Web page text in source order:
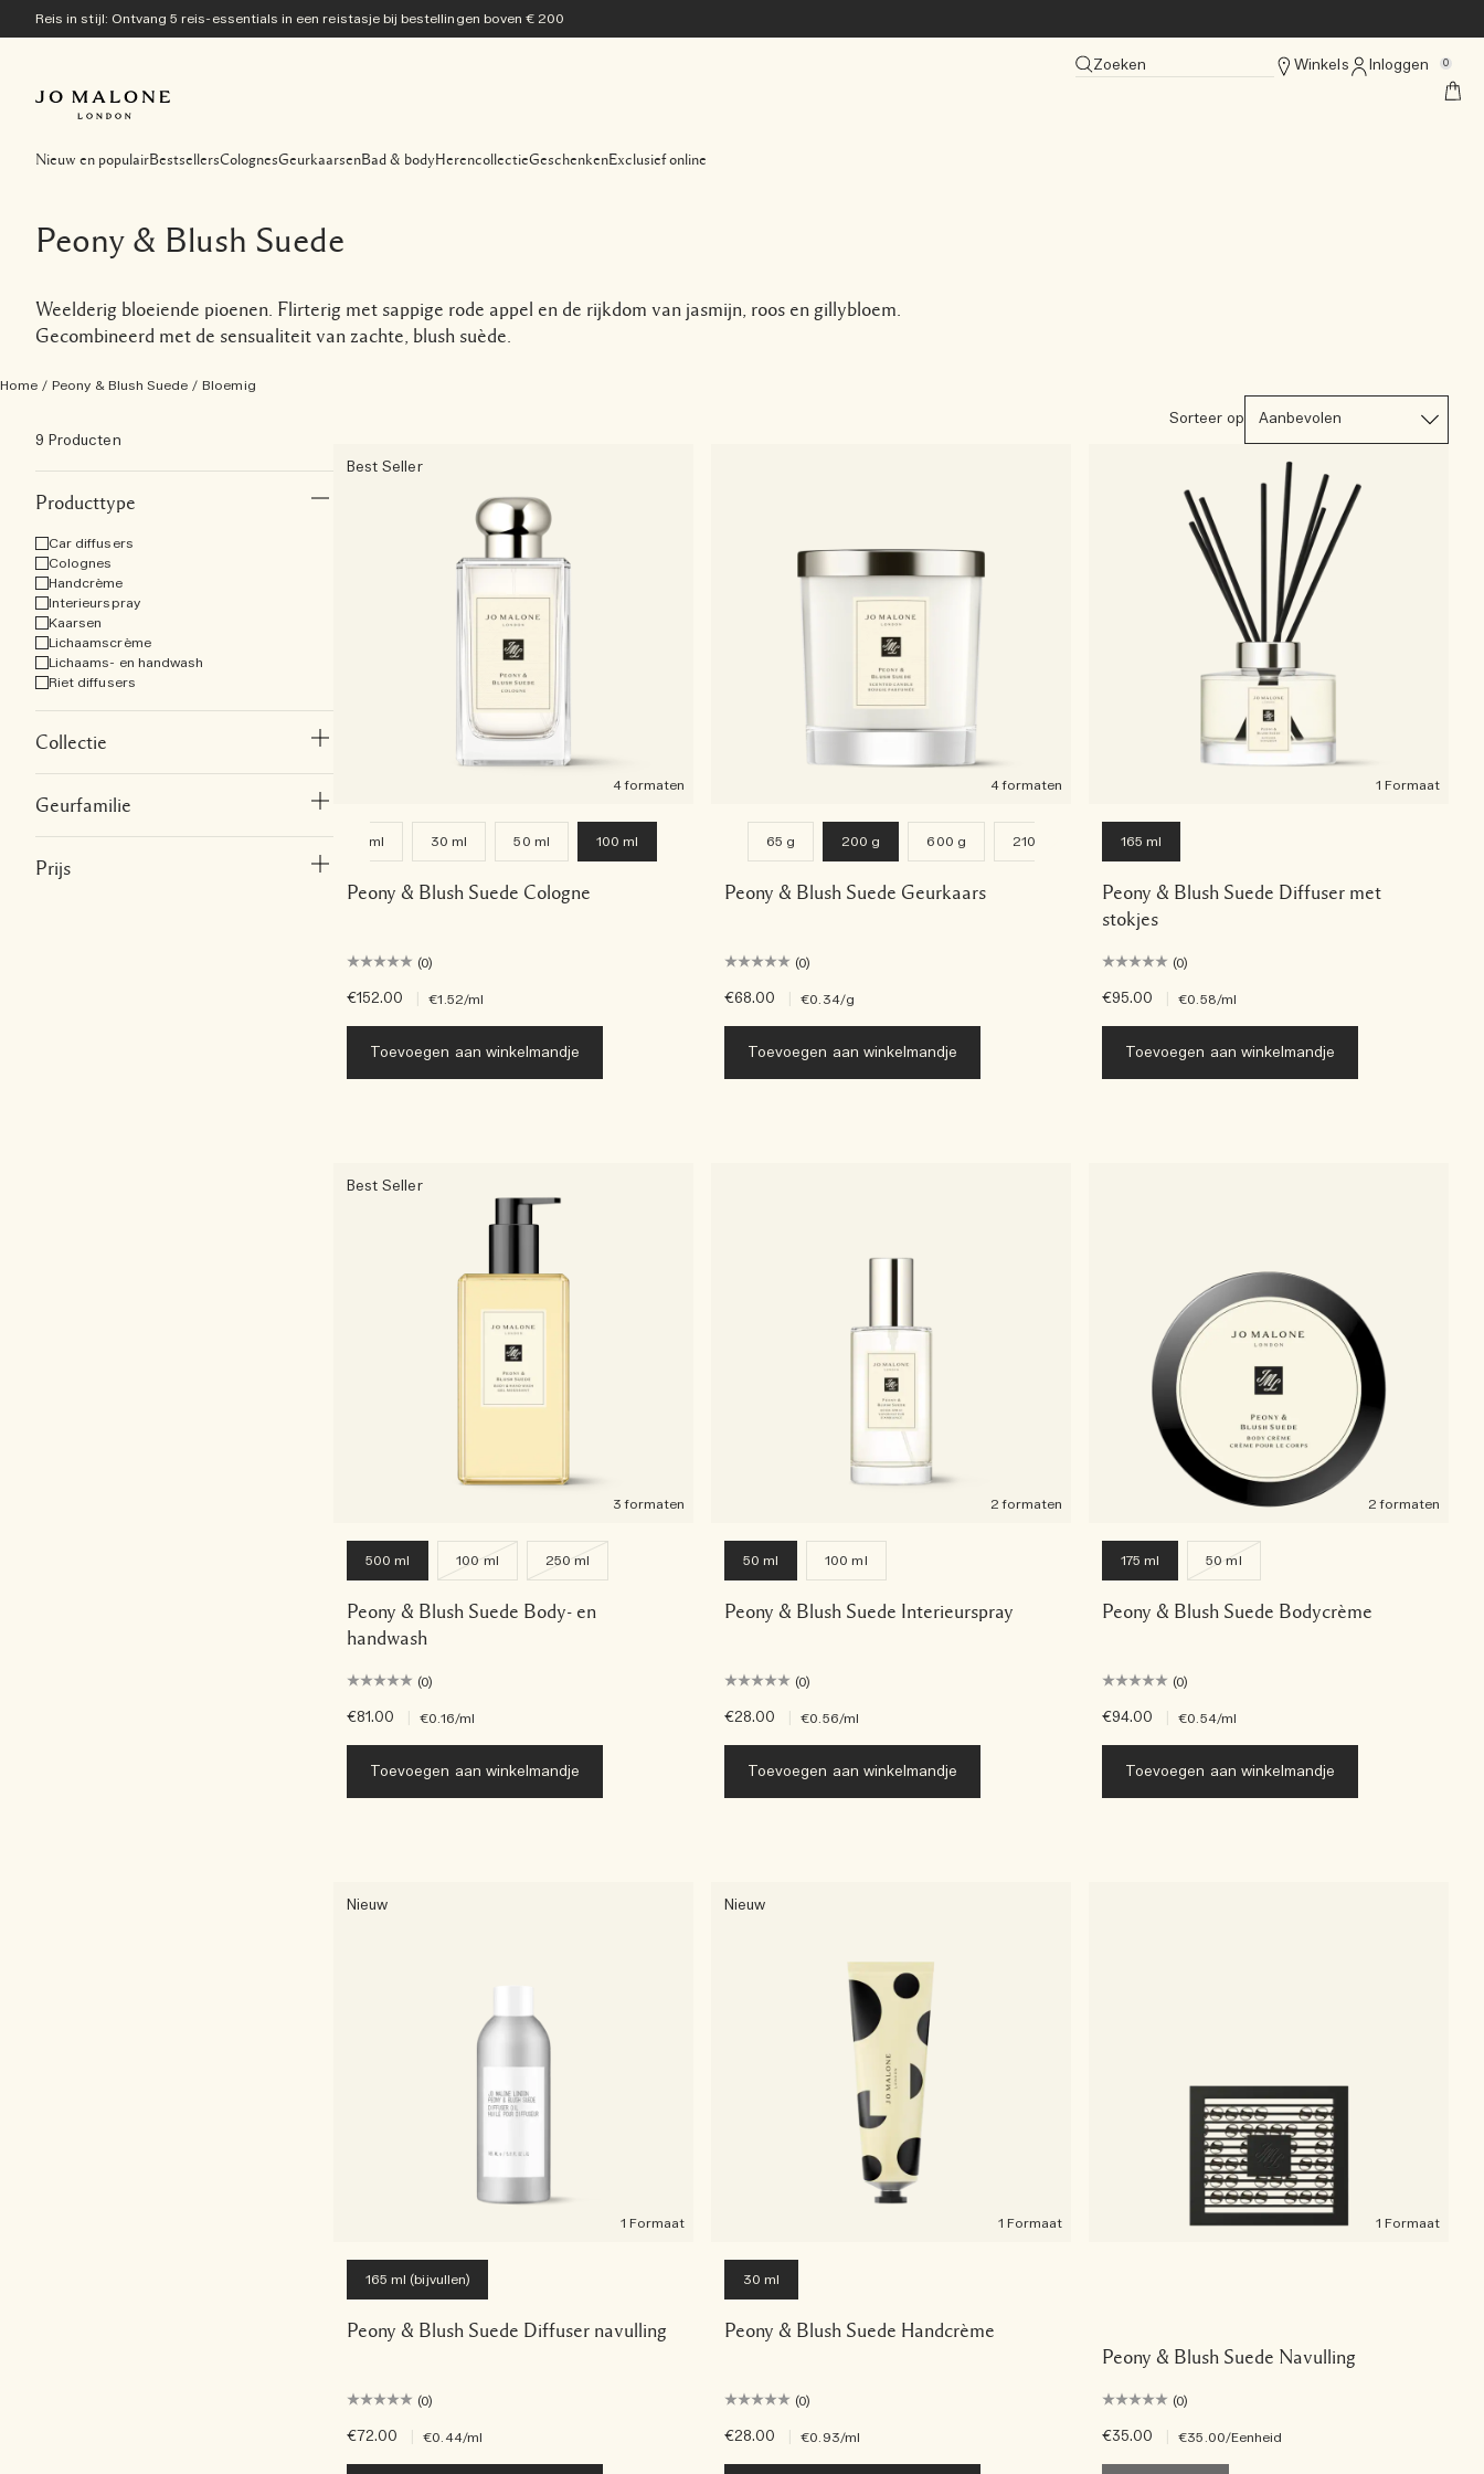
Reis in stijl: Ontvang 5 reis-essentials in een reistasje bij bestellingen boven € 200
Zoeken Winkels Inloggen 0
Nieuw en populairBestsellersColognesGeurkaarsenBad & bodyHerencollectieGeschenkenExclusief online
Peony & Blush Suede
Weelderig bloeiende pioenen. Flirterig met sappige rode appel en de rijkdom van jasmijn, roos en gillybloem.
Gecombineerd met de sensualiteit van zachte, blush suède.
Home / Peony & Blush Suede / Bloemig
9 Producten
Producttype
Car diffusers
Colognes
Handcrème
Interieurspray
Kaarsen
Lichaamscrème
Lichaams- en handwash
Riet diffusers
Collectie
Geurfamilie
Prijs
Sorteer op
Best Seller
4 formaten
9 ml 30 ml 50 ml 100 ml
Peony & Blush Suede Cologne
(0)
€152.00 €1.52/ml
Toevoegen aan winkelmandje
4 formaten
65 g 200 g 600 g 2100 g
Peony & Blush Suede Geurkaars
(0)
€68.00 €0.34/g
Toevoegen aan winkelmandje
1 Formaat
165 ml
Peony & Blush Suede Diffuser met
stokjes
(0)
€95.00 €0.58/ml
Toevoegen aan winkelmandje
Best Seller
3 formaten
500 ml 100 ml 250 ml
Peony & Blush Suede Body- en
handwash
(0)
€81.00 €0.16/ml
Toevoegen aan winkelmandje
2 formaten
50 ml 100 ml
Peony & Blush Suede Interieurspray
(0)
€28.00 €0.56/ml
Toevoegen aan winkelmandje
2 formaten
175 ml 50 ml
Peony & Blush Suede Bodycrème
(0)
€94.00 €0.54/ml
Toevoegen aan winkelmandje
Nieuw
1 Formaat
165 ml (bijvullen)
Peony & Blush Suede Diffuser navulling
(0)
€72.00 €0.44/ml
Nieuw
1 Formaat
30 ml
Peony & Blush Suede Handcrème
(0)
€28.00 €0.93/ml
1 Formaat
Peony & Blush Suede Navulling
(0)
€35.00 €35.00/Eenheid